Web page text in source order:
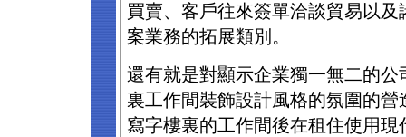
買賣、客戶往來簽單洽談貿易以
案業務的拓展類別。
還有就是對顯示企業獨一無二的
裏工作間裝飾設計風格的氛圍的
寫字樓裏的工作間後在租住使用